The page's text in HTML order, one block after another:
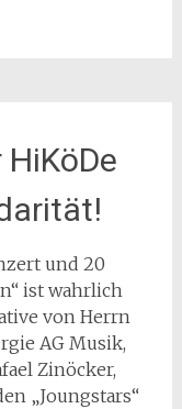
und 20
ist wahrlich
von Herrn
AG Musik,
Zinöcker,
„Joungstars“